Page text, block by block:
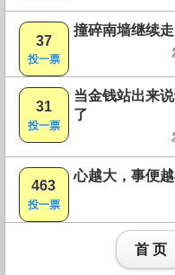
37
投一票
撞碎南墙继续走
31
投一票
当金钱站出来
了
463
投一票
心越大，事便越
首 页